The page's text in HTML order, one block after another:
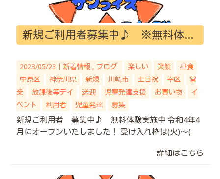
新規ご利用者募集中♪ ※無料体験実施中！
2023/05/23｜ 新着情報 ブログ 楽しい 笑顔
昼食
中原区
神奈川県 新規 川崎市 土日祝 幸区
営
業
放課後等デイ 送迎 児童発達支援 お買い物
イ
ベント
利用者 児童発達 募集
新規ご利用者 募集中♪ 無料体験実施中 令和4年4
月にオープンいたしました！ 受け入れ枠は(火)～(
詳細はこちら